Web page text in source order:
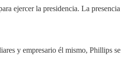
ejercer la presidencia. La presencia
y empresario él mismo, Phillips se